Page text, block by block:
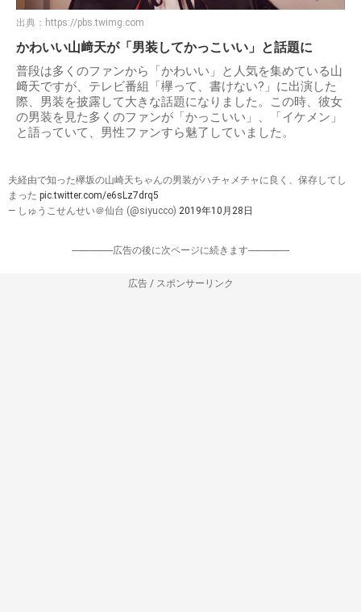
出典： https://pbs.twimg.com
かわいい山﨑天が「男装してかっこいい」と話題に
普段は多くのファンから「かわいい」と人気を集めている山
﨑天ですが、テレビ番組「欅って、書けない?」に出演した
際、男装を披露して大きな話題になりました。この時、彼女
の男装を見た多くのファンが「かっこいい」、「イケメン」
と語っていて、男性ファンすら魅了していました。
夫経由で知った欅坂の山崎天ちゃんの男装がハチャメチャに良く、保存してし
まった pic.twitter.com/e6sLz7drq5
— しゅうこせんせい＠仙台 (@siyucco) 2019年10月28日
-----------------広告の後に次ページに続きます-----------------
広告 / スポンサーリンク